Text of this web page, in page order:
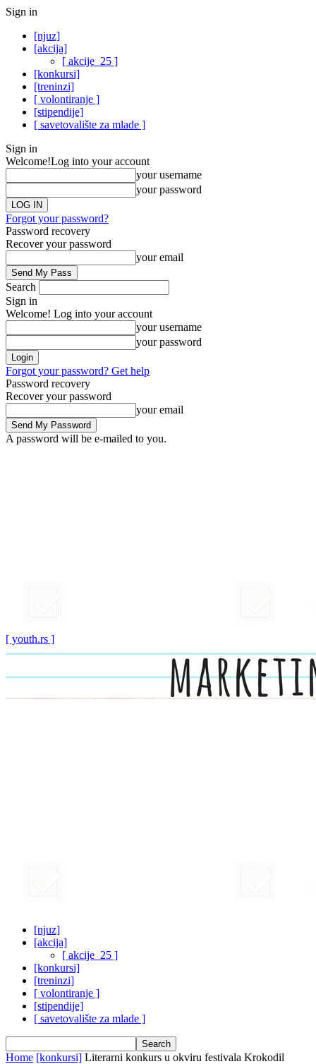
Sign in
[njuz]
[akcija]
[ akcije_25 ]
[konkursi]
[treninzi]
[ volontiranje ]
[stipendije]
[ savetovalište za mlade ]
Sign in
Welcome!Log into your account
your username
your password
Forgot your password?
Password recovery
Recover your password
your email
Search
Sign in
Welcome! Log into your account
your username
your password
Forgot your password? Get help
Password recovery
Recover your password
your email
A password will be e-mailed to you.
[ youth.rs ]
[njuz]
[akcija]
[ akcije_25 ]
[konkursi]
[treninzi]
[ volontiranje ]
[stipendije]
[ savetovalište za mlade ]
Home [konkursi] Literarni konkurs u okviru festivala Krokodil